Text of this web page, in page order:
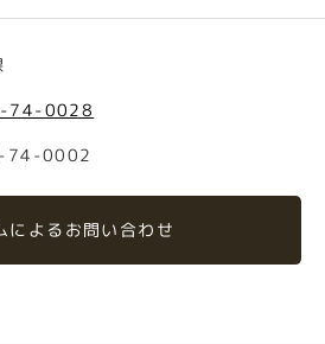
74-0028
74-0002
によるお問い合わせ